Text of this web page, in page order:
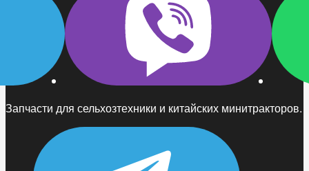
Запчасти для сельхозтехники и китайских минитракторов.